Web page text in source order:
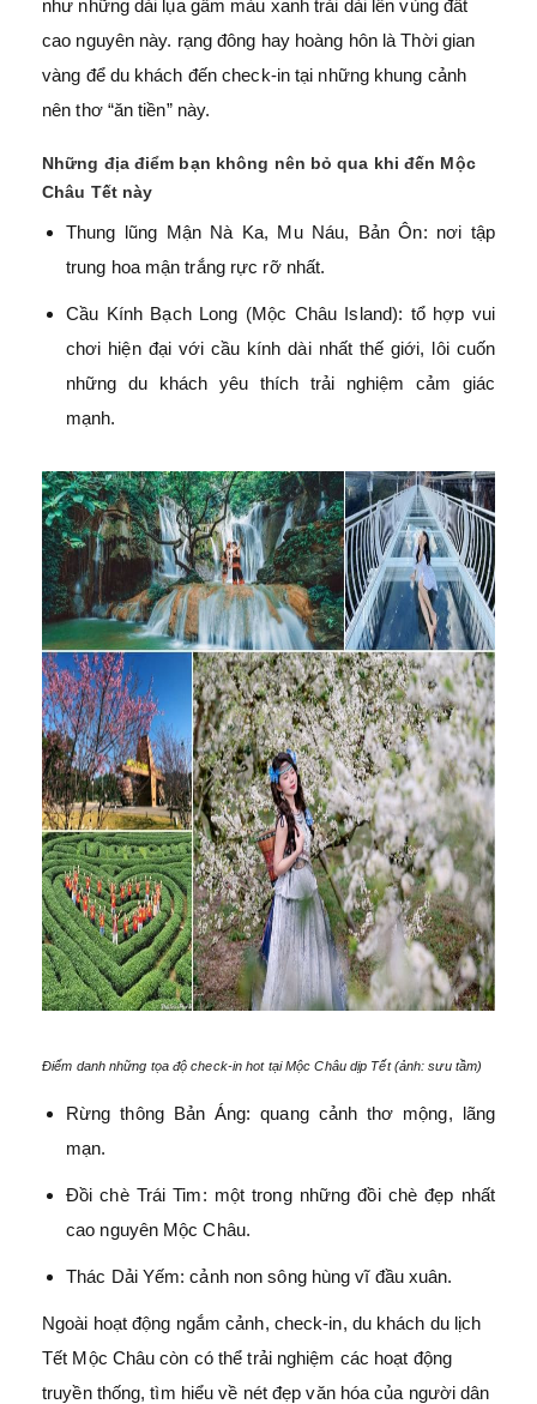
như những dải lụa gấm màu xanh trải dài lên vùng đất
cao nguyên này. rạng đông hay hoàng hôn là Thời gian
vàng để du khách đến check-in tại những khung cảnh
nên thơ “ăn tiền” này.
Những địa điểm bạn không nên bỏ qua khi đến Mộc
Châu Tết này
Thung lũng Mận Nà Ka, Mu Náu, Bản Ôn: nơi tập
trung hoa mận trắng rực rỡ nhất.
Cầu Kính Bạch Long (Mộc Châu Island): tổ hợp vui
chơi hiện đại với cầu kính dài nhất thế giới, lôi cuốn
những du khách yêu thích trải nghiệm cảm giác
mạnh.
Điểm danh những tọa độ check-in hot tại Mộc Châu dịp Tết (ảnh: sưu tầm)
Rừng thông Bản Áng: quang cảnh thơ mộng, lãng
mạn.
Đồi chè Trái Tim: một trong những đồi chè đẹp nhất
cao nguyên Mộc Châu.
Thác Dải Yếm: cảnh non sông hùng vĩ đầu xuân.
Ngoài hoạt động ngắm cảnh, check-in, du khách du lịch
Tết Mộc Châu còn có thể trải nghiệm các hoạt động
truyền thống, tìm hiểu về nét đẹp văn hóa của người dân